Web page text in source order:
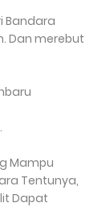
Bandara
Dan merebut
Mampu
Tentunya,
Dapat